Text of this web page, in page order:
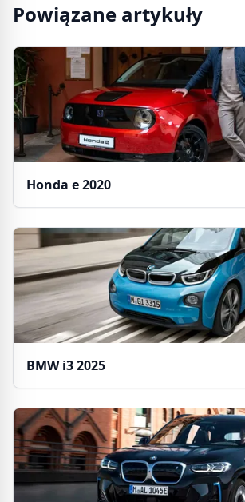
Powiązane artykuły
Honda e 2020
BMW i3 2025